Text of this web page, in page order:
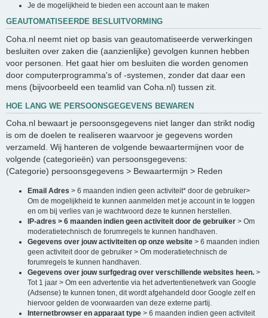
Je de mogelijkheid te bieden een account aan te maken
GEAUTOMATISEERDE BESLUITVORMING
Coha.nl neemt niet op basis van geautomatiseerde verwerkingen
besluiten over zaken die (aanzienlijke) gevolgen kunnen hebben
voor personen. Het gaat hier om besluiten die worden genomen
door computerprogramma's of -systemen, zonder dat daar een
mens (bijvoorbeeld een teamlid van Coha.nl) tussen zit.
HOE LANG WE PERSOONSGEGEVENS BEWAREN
Coha.nl bewaart je persoonsgegevens niet langer dan strikt nodig
is om de doelen te realiseren waarvoor je gegevens worden
verzameld. Wij hanteren de volgende bewaartermijnen voor de
volgende (categorieën) van persoonsgegevens:
(Categorie) persoonsgegevens > Bewaartermijn > Reden
Email Adres > 6 maanden indien geen activiteit* door de gebruiker>
Om de mogelijkheid te kunnen aanmelden met je account in te loggen
en om bij verlies van je wachtwoord deze te kunnen herstellen.
IP-adres > 6 maanden indien geen activiteit door de gebruiker > Om
moderatietechnisch de forumregels te kunnen handhaven.
Gegevens over jouw activiteiten op onze website > 6 maanden indien
geen activiteit door de gebruiker > Om moderatietechnisch de
forumregels te kunnen handhaven.
Gegevens over jouw surfgedrag over verschillende websites heen. >
Tot 1 jaar > Om een advertentie via het advertentienetwerk van Google
(Adsense) te kunnen tonen, dit wordt afgehandeld door Google zelf en
hiervoor gelden de voorwaarden van deze externe partij.
Internetbrowser en apparaat type > 6 maanden indien geen activiteit